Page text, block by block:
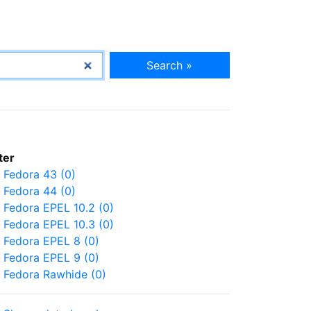
Search »
Fedora 43 (0)
Fedora 44 (0)
Fedora EPEL 10.2 (0)
Fedora EPEL 10.3 (0)
Fedora EPEL 8 (0)
Fedora EPEL 9 (0)
Fedora Rawhide (0)